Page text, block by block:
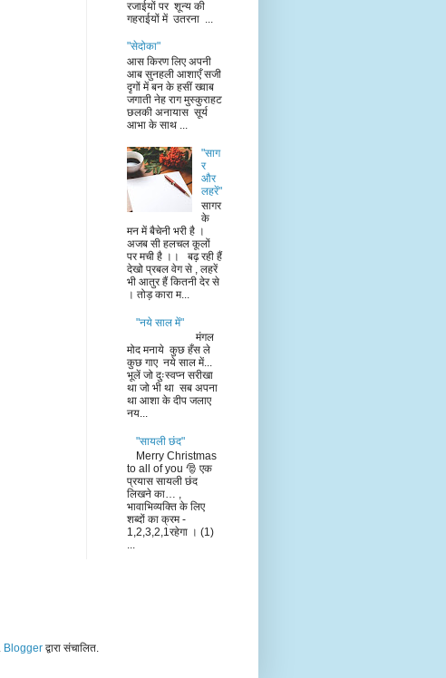
रजाईयों पर शून्य की
गहराईयों में उतरना ...
"सेदोका"
आस किरण लिए अपनी
आब सुनहली आशाएँ सजी
दृगों में बन के हसीं ख्वाब
जगाती नेह राग मुस्कुराहट
छलकी अनायास सूर्य
आभा के साथ ...
"साग
र
और
लहरें"
सागर
के
मन में बैचेनी भरी है ।
अजब सी हलचल कूलों
पर मची है ।। बढ़ रही हैं
देखो प्रबल वेग से , लहरें
भी आतुर हैं कितनी देर से
। तोड़ कारा म...
"नये साल में"
मंगल
मोद मनाये कुछ हँस ले
कुछ गाए नये साल में...
भूलें जो दुःस्वप्न सरीखा
था जो भी था सब अपना
था आशा के दीप जलाए
नय...
"सायली छंद"
Merry Christmas
to all of you 🎅 एक
प्रयास सायली छंद
लिखने का… ,
भावाभिव्यक्ति के लिए
शब्दों का क्रम -
1,2,3,2,1रहेगा । (1)
...
Blogger द्वारा संचालित.